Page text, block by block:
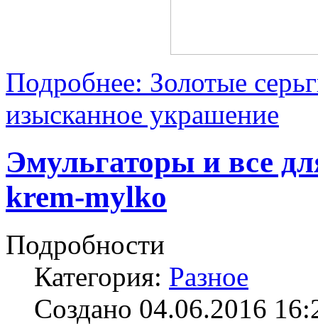
Подробнее: Золотые
изысканное украшение
Эмульгаторы и все
krem-mylko
Подробности
Категория: Разное
Создано 04.06.2016